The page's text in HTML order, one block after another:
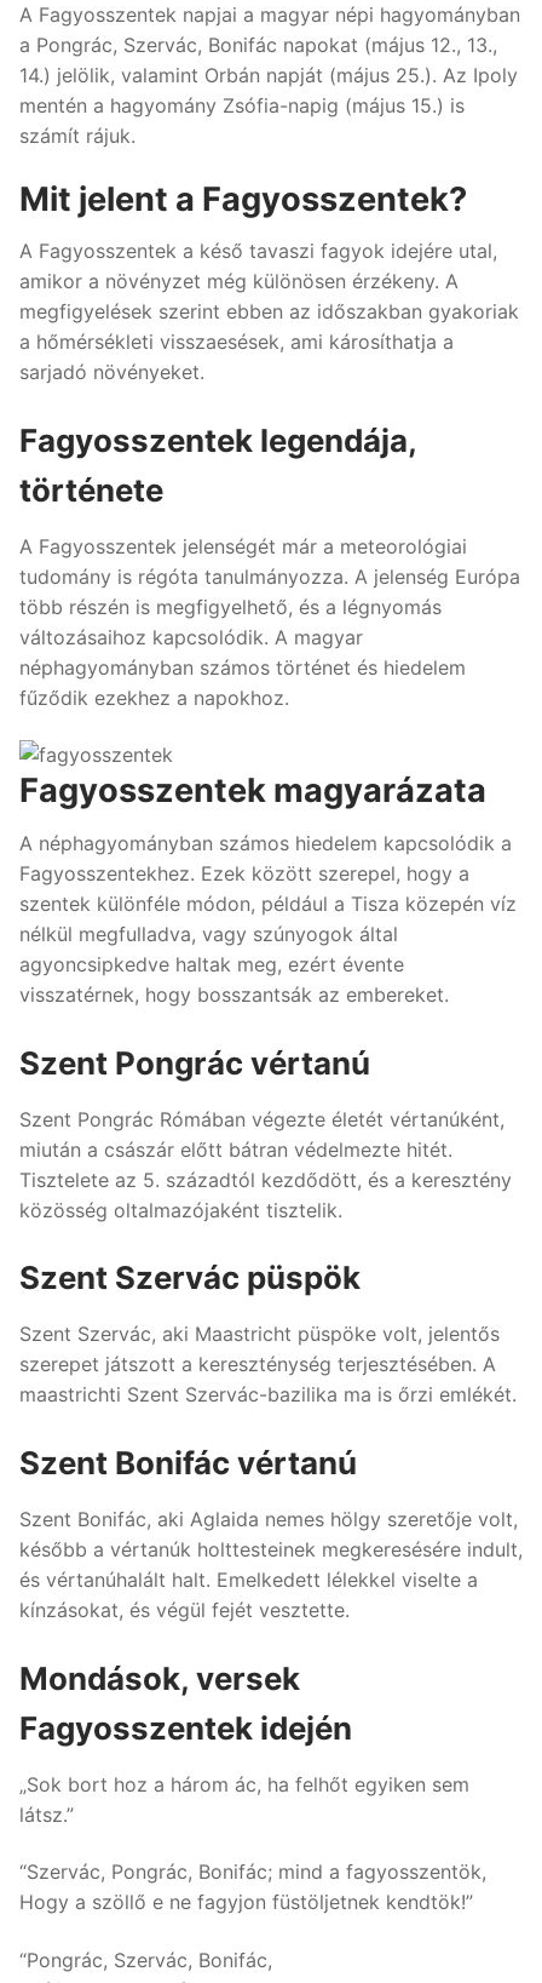
A Fagyosszentek napjai a magyar népi hagyományban
a Pongrác, Szervác, Bonifác napokat (május 12., 13.,
14.) jelölik, valamint Orbán napját (május 25.). Az Ipoly
mentén a hagyomány Zsófia-napig (május 15.) is
számít rájuk.
Mit jelent a Fagyosszentek?
A Fagyosszentek a késő tavaszi fagyok idejére utal,
amikor a növényzet még különösen érzékeny. A
megfigyelések szerint ebben az időszakban gyakoriak
a hőmérsékleti visszaesések, ami károsíthatja a
sarjadó növényeket.
Fagyosszentek legendája,
története
A Fagyosszentek jelenségét már a meteorológiai
tudomány is régóta tanulmányozza. A jelenség Európa
több részén is megfigyelhető, és a légnyomás
változásaihoz kapcsolódik. A magyar
néphagyományban számos történet és hiedelem
fűződik ezekhez a napokhoz.
Fagyosszentek magyarázata
A néphagyományban számos hiedelem kapcsolódik a
Fagyosszentekhez. Ezek között szerepel, hogy a
szentek különféle módon, például a Tisza közepén víz
nélkül megfulladva, vagy szúnyogok által
agyoncsipkedve haltak meg, ezért évente
visszatérnek, hogy bosszantsák az embereket.
Szent Pongrác vértanú
Szent Pongrác Rómában végezte életét vértanúként,
miután a császár előtt bátran védelmezte hitét.
Tisztelete az 5. századtól kezdődött, és a keresztény
közösség oltalmazójaként tisztelik.
Szent Szervác püspök
Szent Szervác, aki Maastricht püspöke volt, jelentős
szerepet játszott a kereszténység terjesztésében. A
maastrichti Szent Szervác-bazilika ma is őrzi emlékét.
Szent Bonifác vértanú
Szent Bonifác, aki Aglaida nemes hölgy szeretője volt,
később a vértanúk holttesteinek megkeresésére indult,
és vértanúhalált halt. Emelkedett lélekkel viselte a
kínzásokat, és végül fejét vesztette.
Mondások, versek
Fagyosszentek idején
„Sok bort hoz a három ác, ha felhőt egyiken sem
látsz.”
“Szervác, Pongrác, Bonifác; mind a fagyosszentök,
Hogy a szöllő e ne fagyjon füstöljetnek kendtök!”
“Pongrác, Szervác, Bonifác,